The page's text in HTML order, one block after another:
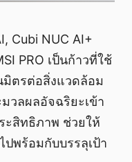
Cubi NUC AI+
PRO เป็นก้าวที่ใช้
มิตรต่อสิ่งแวดล้อม
วลผลอัจฉริยะเข้า
ะสิทธิภาพ ช่วยให้
พร้อมกับบรรลุเป้า